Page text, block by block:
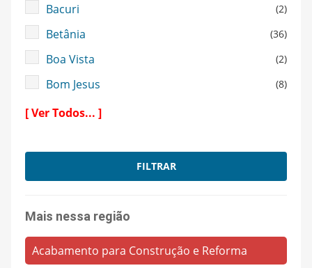
Bacuri (2)
Betânia (36)
Boa Vista (2)
Bom Jesus (8)
Caiçara
Cariri (23)
Castelo Branco
Centro (2064)
Cohab (5)
[ Ver Todos... ]
FILTRAR
Mais nessa região
Acabamento para Construção e Reforma